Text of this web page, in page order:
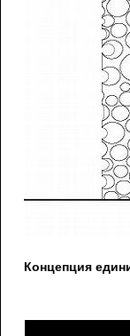
Концепция